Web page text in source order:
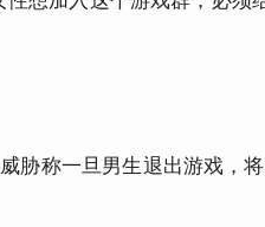
胁称一旦男生退出游戏，将